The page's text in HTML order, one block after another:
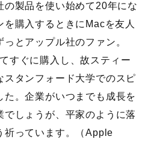
の製品を使い始めて20年にな
を購入するときにMacを友人
とアップル社のファン。
すぐに購入し、故スティー
スタンフォード大学でのスピ
た。企業がいつまでも成長を
しょうが、平家のように落
祈っています。（Apple